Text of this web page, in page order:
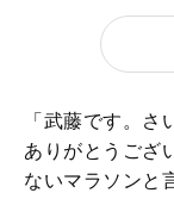
「武藤です。
ありがとうござ
ないマラソンと